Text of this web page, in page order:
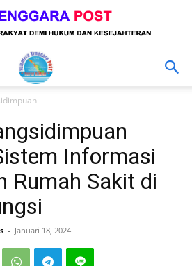
Informasi
Rumah Sakit di
- Januari 18, 2024